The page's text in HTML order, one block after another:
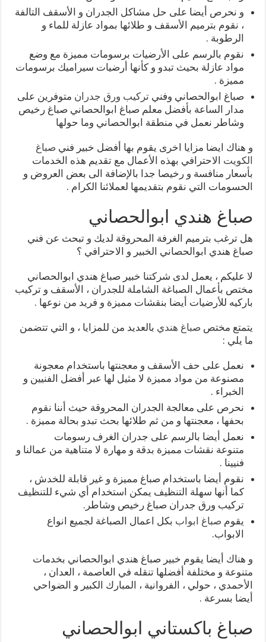
و نحرص أيضا على حل مشاكل الجدران و الأسقف التالفة
، نقوم بترميم الأسقف و طلائها بمواد عازلة للماء و
الرطوبة .
نقوم بالرسم على الأرضيات برسومات مميزة مع وضع
مواد عازلة بحيث تبدو و كأنها أرضيات سيراميك برسومات
مميزة .
صباغ ابوالحصاني وفنيتركيب ورق جدران متوفرين على
مدار الساعة بأفضل معلم صباغ ابوالحصاني صباغ رخيص
وشاطر نعمل في منطقة ابوالحصاني وما حولها
و هناك ايضا مزايا اخرى يقوم بها أفضل خبير فنيصباغ
الكويت الاحترافي بهذه الأعمال مع تقديم هذه الخدمات
بأسعار منافسة و رخيصا جدا بالإضافة الى بعض العروض و
الحسومات التي نقوم بتقديمها لعملائنا الكرام .
صباغ هندي ابوالحصاني
هل ترغب بترميم الغرفة المحروقة لديك و تبحث عن فني
صباغ هندي ابوالحصاني الخبير و الاحترافي ؟
لا عليكم ، يعمل لدى شركتنا خبير صباغ هندي ابوالحصاني
مختص بأعمال الصباغة الشاملة للجدران ، الأسقف و تركيب
باركيه للأرضيات أيضا بنقشات مميزة و فريد من نوعها .
يتمتع مختصصباغ هندي بالعديد من للمزايا ، و التي تتضمن
ما يلي :
نعمل على حف الأسقف و معجنتها باستخدام معجونة
مصنوعة من مواد مميزة لا مثيل لها عبر أفضل الفنيين و
الخبراء .
نحرص على معالجة الجدران المحروقة حيث أننا نقوم
بحفها ، معجنتها و من ثم طلائها بحث تبدو بحالة مميزة .
نعمل أيضا بالرسم على جدران الغرف رسومات
متنوعة نقشات مميزة بدقة و مهارة لا متناهية من عمالنا و
فنيينا .
نقوم أيضا باستخدام صباغ مميزة و غير قابلة للخدش ،
كما أنها سهلة التنظيف يمكن استخدام أي شيء للتنظيف
تركيب ورق جدران صباغ رخيص وشاطر.
يقومصباغ ابواب بكل اعمال الصباغة لجميع انواع
الابواب.
و هناك أيضا يقوم خبير صباغ هندي ابوالحصاني بخدمات
متنوعة و مختلفة أفضلها تنقله في العاصمة ، العدان ،
الأحمدي ، حولي ، الفروانية ، المبارك الكبير و الضواحي
أيضا بسرعة .
صباغ باكستاني ابوالحصاني